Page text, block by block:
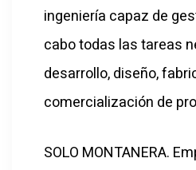
ingeniería capaz de
cabo todas las tareas
desarrollo, diseño,
comercialización de
SOLO MONTANERA.